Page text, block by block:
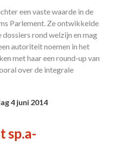
een vaste waarde in de
Parlement. Ze ontwikkelde
dossiers rond welzijn en mag
autoriteit noemen in het
met haar een round-up van
over de integrale
4 juni 2014
sp.a-